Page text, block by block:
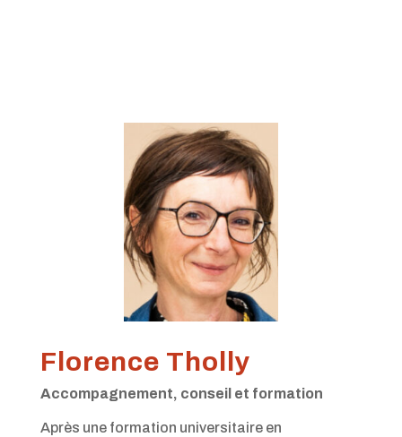
Florence Tholly
Accompagnement, conseil et formation
Après une formation universitaire en